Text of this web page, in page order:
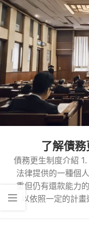
了解債
債務更生制度介紹
法律提供的一種個
重但仍有還款能力
以依照一定的計